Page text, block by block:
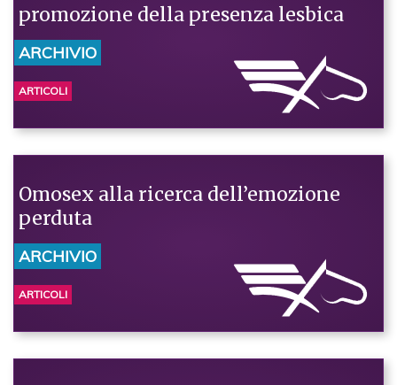
promozione della presenza lesbica
ARCHIVIO
ARTICOLI
Omosex alla ricerca dell’emozione
perduta
ARCHIVIO
ARTICOLI